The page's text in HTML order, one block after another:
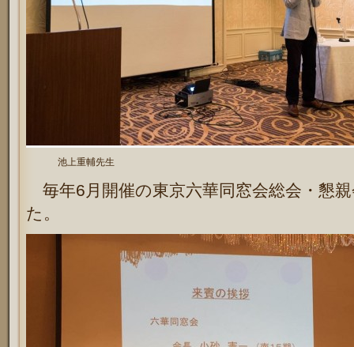
池上重輔先生
毎年6月開催の東京六華同窓会総会・懇
た。